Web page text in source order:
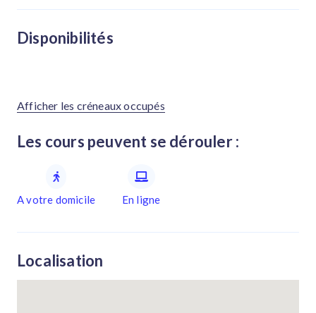
Disponibilités
Afficher les créneaux occupés
Les cours peuvent se dérouler :
A votre domicile En ligne
Localisation